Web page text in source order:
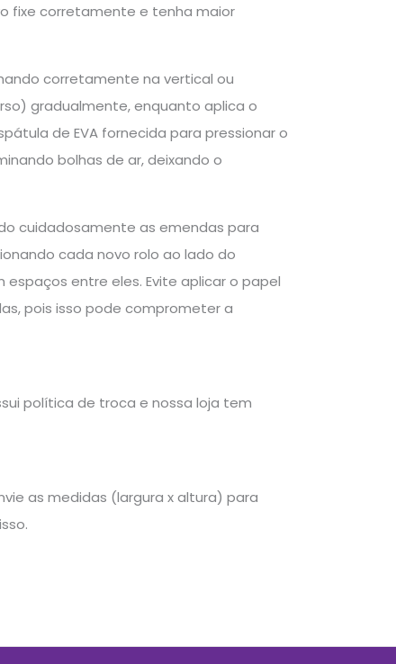
fixe corretamente e tenha maior
corretamente na vertical ou
gradualmente, enquanto aplica o
de EVA fornecida para pressionar o
bolhas de ar, deixando o
cuidadosamente as emendas para
cada novo rolo ao lado do
entre eles. Evite aplicar o papel
pois isso pode comprometer a
política de troca e nossa loja tem
as medidas (largura x altura) para